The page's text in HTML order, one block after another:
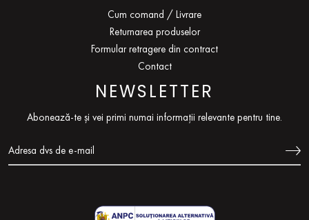
Cum comand / Livrare
Returnarea produselor
Formular retragere din contract
Contact
NEWSLETTER
Abonează-te și vei primi numai informații relevante pentru tine.